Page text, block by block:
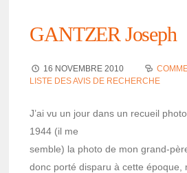
GANTZER Joseph
16 NOVEMBRE 2010
LISTE DES AVIS DE RECHERCHE
J’ai vu un jour dans un recueil
1944 (il me
semble) la photo de mon grand-
donc porté disparu à cette époque,